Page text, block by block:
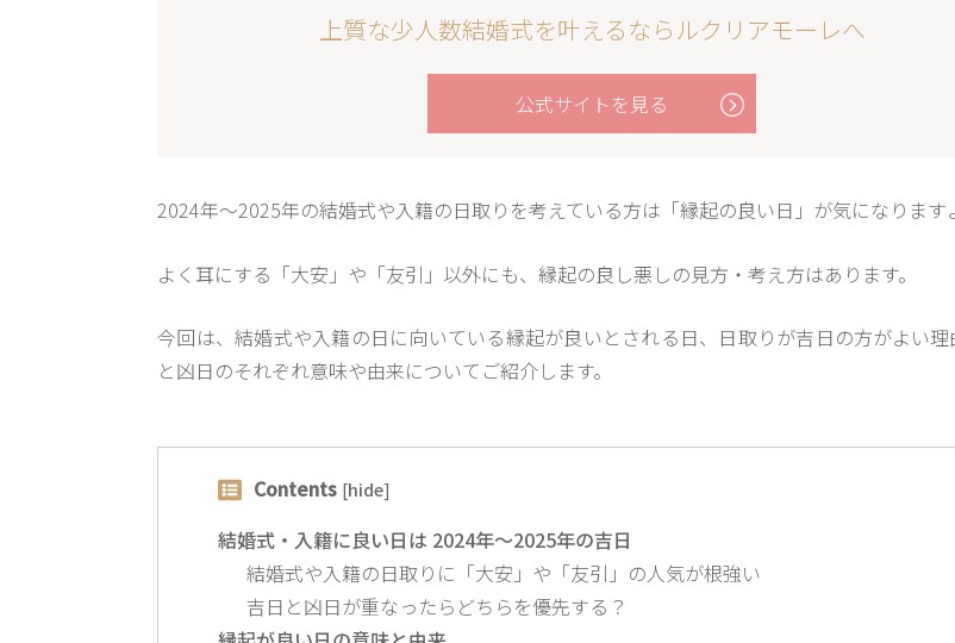
上質な少人数結婚式を叶えるならルクリアモーレへ
公式サイトを見る
2024年〜2025年の結婚式や入籍の日取りを考えている方は「縁起の良い日」が気になります
よく耳にする「大安」や「友引」以外にも、縁起の良し悪しの見方・考え方はあります。
今回は、結婚式や入籍の日に向いている縁起が良いとされる日、日取りが吉日の方がよい理
と凶日のそれぞれ意味や由来についてご紹介します。
Contents [hide]
結婚式・入籍に良い日は 2024年〜2025年の吉日
結婚式や入籍の日取りに「大安」や「友引」の人気が根強い
吉日と凶日が重なったらどちらを優先する？